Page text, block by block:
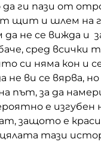
думи
да ги пази от
щит и шлем на
да не се вижда и
сред всички
си няма кон и
не ви се вярва,
път, за да
е изгубен
защото е
тази